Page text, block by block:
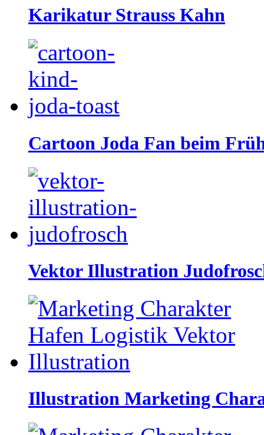
Karikatur Strauss Kahn
Cartoon Joda Fan beim
Vektor Illustration
Illustration Marketing